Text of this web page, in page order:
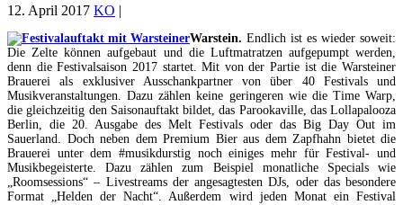
12. April 2017 KO |
Warstein. Endlich ist es wieder soweit:
Die Zelte können aufgebaut und die Luftmatratzen aufgepumpt werden,
denn die Festivalsaison 2017 startet. Mit von der Partie ist die Warsteiner
Brauerei als exklusiver Ausschankpartner von über 40 Festivals und
Musikveranstaltungen. Dazu zählen keine geringeren wie die Time Warp,
die gleichzeitig den Saisonauftakt bildet, das Parookaville, das Lollapalooza
Berlin, die 20. Ausgabe des Melt Festivals oder das Big Day Out im
Sauerland. Doch neben dem Premium Bier aus dem Zapfhahn bietet die
Brauerei unter dem #musikdurstig noch einiges mehr für Festival- und
Musikbegeisterte. Dazu zählen zum Beispiel monatliche Specials wie
„Roomsessions“ – Livestreams der angesagtesten DJs, oder das besondere
Format „Helden der Nacht“. Außerdem wird jeden Monat ein Festival